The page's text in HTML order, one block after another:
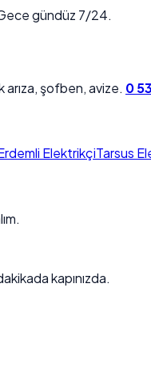
gündüz 7/24.
arıza, şofben, avize. 0
ElektrikçiTarsus
kapınızda.